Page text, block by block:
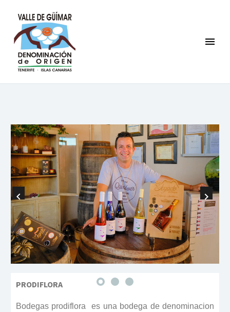
PRODIFLORA
Bodegas prodiflora es una bodega de denominacion